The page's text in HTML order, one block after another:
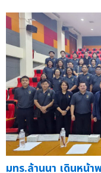
มทร.ล้านนา เดินหน้